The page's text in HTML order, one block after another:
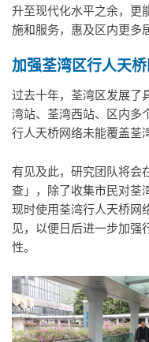
升至现代化水平之余，更
施和服务，惠及区内更多
加强荃湾区行人天
过去十年，荃湾区发展了
湾站、荃湾西站、区内多
行人天桥网络未能覆盖荃
有见及此，研究团队将会
查」，除了收集市民对荃
现时使用荃湾行人天桥网
见，以便日后进一步加强
性。